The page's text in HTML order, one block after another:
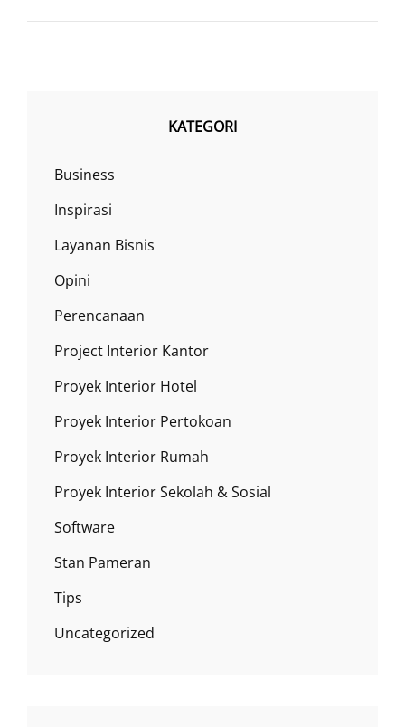
KATEGORI
Business
Inspirasi
Layanan Bisnis
Opini
Perencanaan
Project Interior Kantor
Proyek Interior Hotel
Proyek Interior Pertokoan
Proyek Interior Rumah
Proyek Interior Sekolah & Sosial
Software
Stan Pameran
Tips
Uncategorized